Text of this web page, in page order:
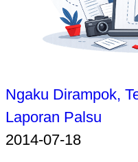
Ngaku Dirampok,
Laporan Palsu
2014-07-18